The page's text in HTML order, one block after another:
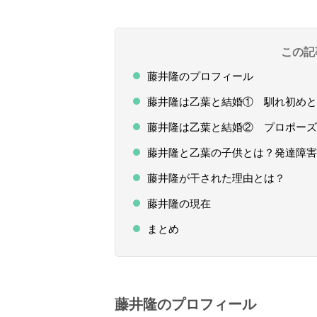
この
藤井隆のプロフィール
藤井隆は乙葉と結婚① 馴れ初め
藤井隆は乙葉と結婚② プロポー
藤井隆と乙葉の子供とは？発達障
藤井隆が干された理由とは？
藤井隆の現在
まとめ
藤井隆のプロフィール